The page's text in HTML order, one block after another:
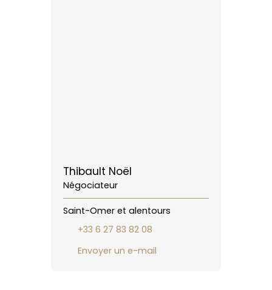
Thibault Noël
Négociateur
Saint-Omer et alentours
+33 6 27 83 82 08
Envoyer un e-mail